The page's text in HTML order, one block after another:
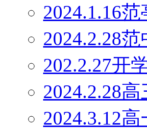
2024.1.16
2024.2.28
202.2.27开
2024.2.28
2024.3.12